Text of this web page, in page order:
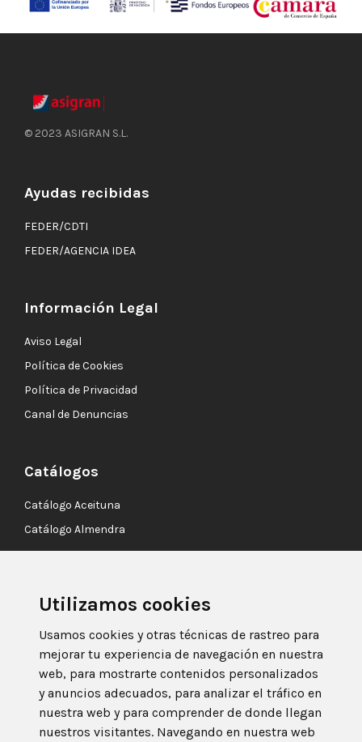
Utilizamos cookies
Usamos cookies y otras técnicas de rastreo para
mejorar tu experiencia de navegación en nuestra
web, para mostrarte contenidos personalizados
y anuncios adecuados, para analizar el tráfico en
nuestra web y para comprender de donde llegan
nuestros visitantes. Navegando en nuestra web
© 2023 ASIGRAN S.L.
Ayudas recibidas
FEDER/CDTI
FEDER/AGENCIA IDEA
Información Legal
Aviso Legal
Política de Cookies
Política de Privacidad
Canal de Denuncias
Catálogos
Catálogo Aceituna
Catálogo Almendra
18360 Huétor Tájar,
Granada. ESPAÑA
+34 958 333 744
info@asigran.com